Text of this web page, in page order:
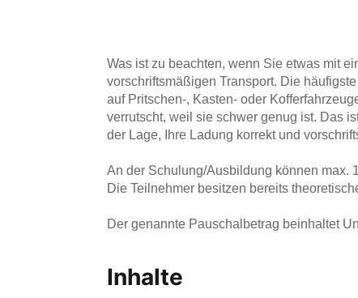
Was ist zu beachten, wenn Sie etwas mit
vorschriftsmäßigen Transport. Die
auf Pritschen-, Kasten- oder
verrutscht, weil sie schwer genug ist. Das
der Lage, Ihre Ladung korrekt und
An der Schulung/Ausbildung können max.
Die Teilnehmer besitzen bereits
Der genannte Pauschalbetrag beinhaltet
Inhalte